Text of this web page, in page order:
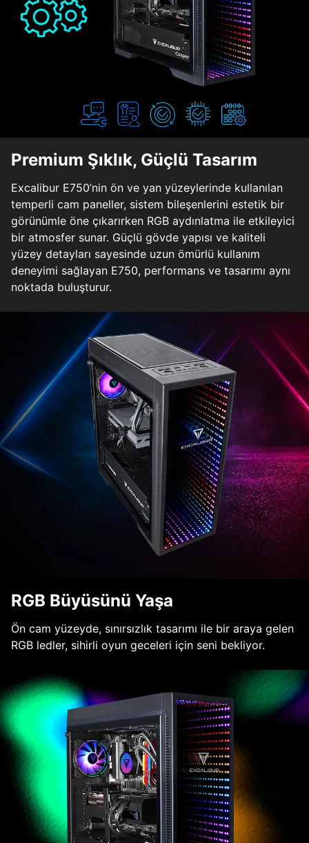
Premium Şıklık, Güçlü Tasarım
Excalibur E750’nin ön ve yan yüzeylerinde kullanılan
temperli cam paneller, sistem bileşenlerini estetik bir
görünümle öne çıkarırken RGB aydınlatma ile etkileyici
bir atmosfer sunar. Güçlü gövde yapısı ve kaliteli
yüzey detayları sayesinde uzun ömürlü kullanım
deneyimi sağlayan E750, performans ve tasarımı aynı
noktada buluşturur.
RGB Büyüsünü Yaşa
Ön cam yüzeyde, sınırsızlık tasarımı ile bir araya gelen
RGB ledler, sihirli oyun geceleri için seni bekliyor.